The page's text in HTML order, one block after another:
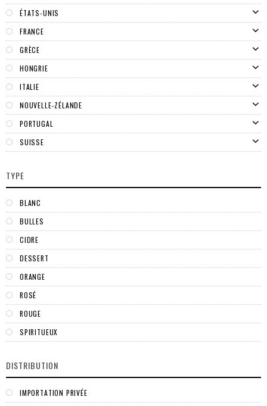
ÉTATS-UNIS
FRANCE
GRÈCE
HONGRIE
ITALIE
NOUVELLE-ZÉLANDE
PORTUGAL
SUISSE
TYPE
BLANC
BULLES
CIDRE
DESSERT
ORANGE
ROSÉ
ROUGE
SPIRITUEUX
DISTRIBUTION
IMPORTATION PRIVÉE